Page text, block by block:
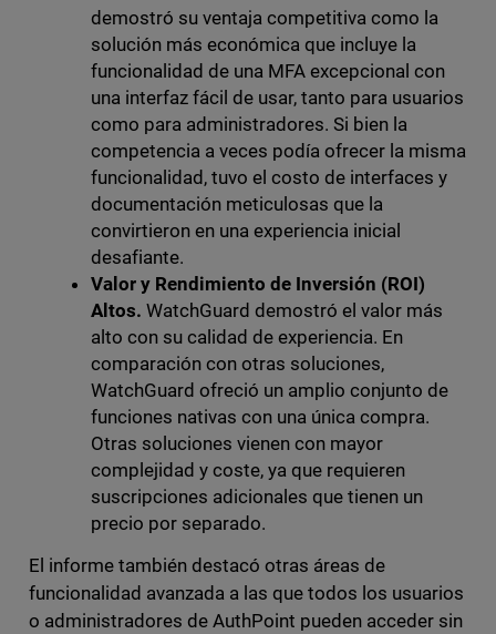
demostró su ventaja competitiva como la
solución más económica que incluye la
funcionalidad de una MFA excepcional con
una interfaz fácil de usar, tanto para usuarios
como para administradores. Si bien la
competencia a veces podía ofrecer la misma
funcionalidad, tuvo el costo de interfaces y
documentación meticulosas que la
convirtieron en una experiencia inicial
desafiante.
Valor y Rendimiento de Inversión (ROI)
Altos. WatchGuard demostró el valor más
alto con su calidad de experiencia. En
comparación con otras soluciones,
WatchGuard ofreció un amplio conjunto de
funciones nativas con una única compra.
Otras soluciones vienen con mayor
complejidad y coste, ya que requieren
suscripciones adicionales que tienen un
precio por separado.
El informe también destacó otras áreas de
funcionalidad avanzada a las que todos los usuarios
o administradores de AuthPoint pueden acceder sin